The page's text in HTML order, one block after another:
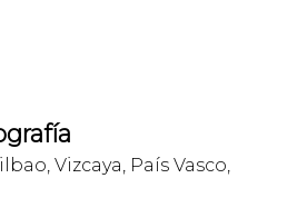
Vizcaya, País Vasco,